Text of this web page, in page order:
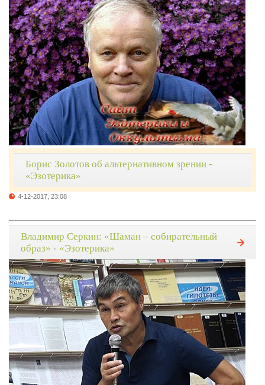
Борис Золотов об альтернативном зрении -
«Эзотерика»
4-12-2017, 23:08
Владимир Серкин: «Шаман – собирательный
образ» - «Эзотерика»